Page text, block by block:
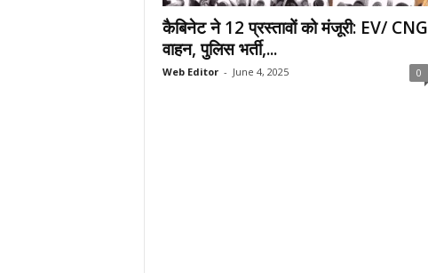
कैबिनेट ने 12 प्रस्तावों को मंजूरी: EV/ CNG
वाहन, पुलिस भर्ती,...
Web Editor - June 4, 2025 0